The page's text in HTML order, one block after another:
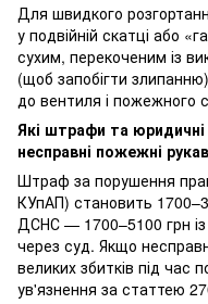
Для швидкого
у подвійній скатці або
сухим, перекоченим із
(щоб запобігти
до вентиля і пожежного
Які штрафи та юридичні
несправні пожежні
Штраф за порушення
КУпАП) становить
ДСНС — 1700–5100 грн
через суд. Якщо
великих збитків під час
ув'язнення за статтею